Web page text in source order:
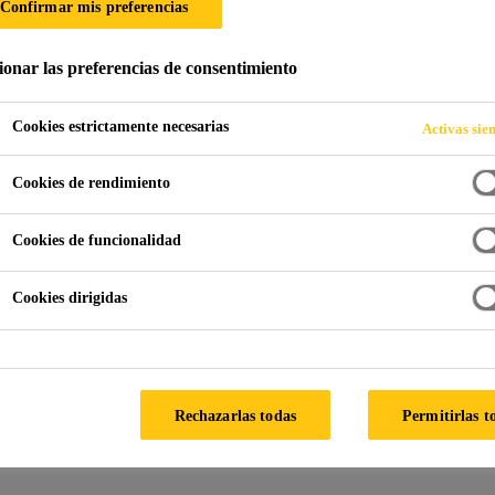
soluciones adhesivas de alto rendimiento
y pegado de textiles
Confirmar mis preferencias
las preferencias de consentimiento
Cookies estrictamente necesarias Activas
Cookies de rendimiento
Cookies de funcionalidad
Cookies dirigidas
Rechazarlas todas Permitirlas